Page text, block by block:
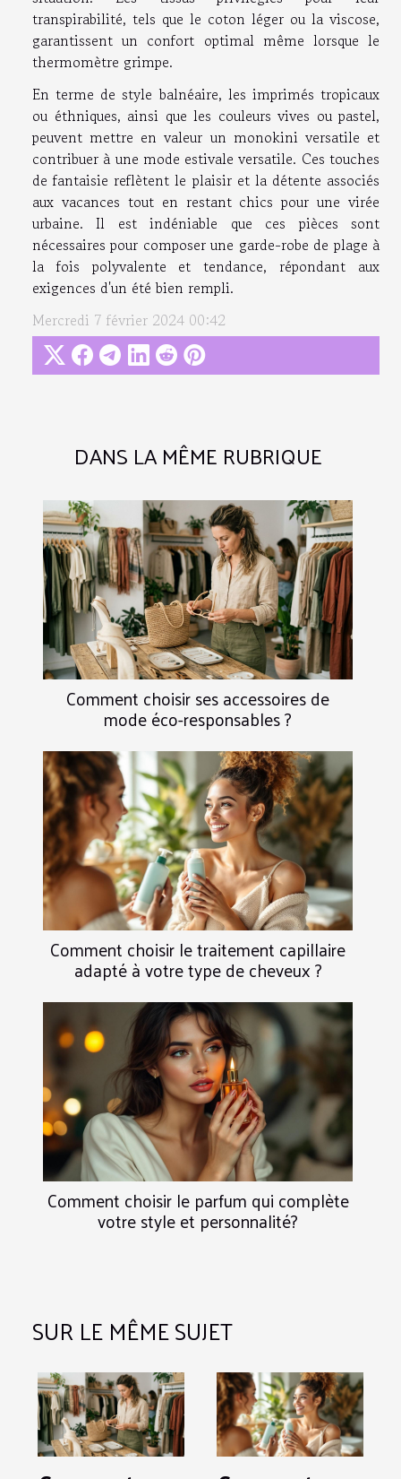
DANS LA MÊME RUBRIQUE
Comment choisir ses accessoires de
mode éco-responsables ?
Comment choisir le traitement capillaire
adapté à votre type de cheveux ?
Comment choisir le parfum qui complète
votre style et personnalité?
transpirabilité, tels que le coton léger ou la viscose,
garantissent un confort optimal même lorsque le
thermomètre grimpe.
En terme de style balnéaire, les imprimés tropicaux
ou éthniques, ainsi que les couleurs vives ou pastel,
peuvent mettre en valeur un monokini versatile et
contribuer à une mode estivale versatile. Ces touches
de fantaisie reflètent le plaisir et la détente associés
aux vacances tout en restant chics pour une virée
urbaine. Il est indéniable que ces pièces sont
nécessaires pour composer une garde-robe de plage à
la fois polyvalente et tendance, répondant aux
exigences d'un été bien rempli.
Mercredi 7 février 2024 00:42
SUR LE MÊME SUJET